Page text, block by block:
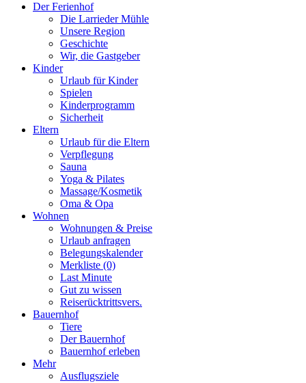
Der Ferienhof
Die Larrieder Mühle
Unsere Region
Geschichte
Wir, die Gastgeber
Kinder
Urlaub für Kinder
Spielen
Kinderprogramm
Sicherheit
Eltern
Urlaub für die Eltern
Verpflegung
Sauna
Yoga & Pilates
Massage/Kosmetik
Oma & Opa
Wohnen
Wohnungen & Preise
Urlaub anfragen
Belegungskalender
Merkliste (0)
Last Minute
Gut zu wissen
Reiserücktrittsvers.
Bauernhof
Tiere
Der Bauernhof
Bauernhof erleben
Mehr
Ausflugsziele